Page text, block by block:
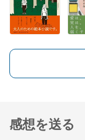
感想を送る